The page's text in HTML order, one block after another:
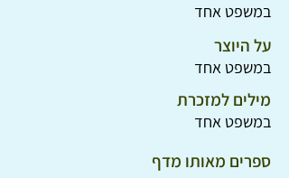
במשפט אחד
על היוצר
במשפט אחד
מילים למזכרת
במשפט אחד
ספרים מאותו מדף